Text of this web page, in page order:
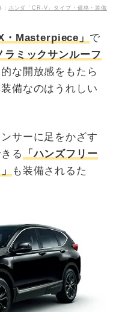
ホンダ「CR-V」タイプ・価格・装備
・Masterpiece」 で
ラミックサンルーフ
な開放感をもたら
備なのはうれしい
サーに足をかざす
る
「ハンズフリー
も装備されるた